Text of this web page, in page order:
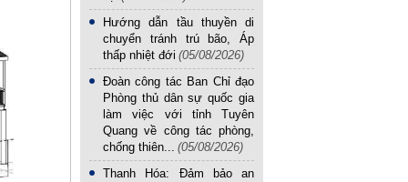
Hướng dẫn tầu thuyền di
chuyển tránh trú bão, Áp
thấp nhiệt đới (05/08/2026)
Đoàn công tác Ban Chỉ đạo
Phòng thủ dân sự quốc gia
làm việc với tỉnh Tuyên
Quang về công tác phòng,
chống thiên... (05/08/2026)
Thanh Hóa: Đảm bảo an